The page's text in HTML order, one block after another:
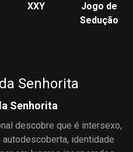
XXY
Jogo de
Sedução
Senhorita
Senhorita
descobre que é intersexo,
autodescoberta, identidade